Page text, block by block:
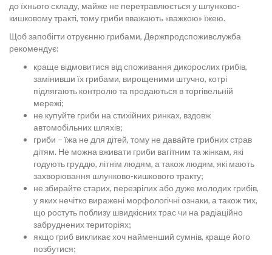
до їхнього складу, майже не перетравлюється у шлунково-
кишковому тракті, тому гриби вважають «важкою» їжею.
Щоб запобігти отруєнню грибами, Держпродспоживслужба
рекомендує:
краще відмовитися від споживання дикорослих грибів,
замінивши їх грибами, вирощеними штучно, котрі
підлягають контролю та продаються в торгівельній
мережі;
не купуйте гриби на стихійних ринках, вздовж
автомобільних шляхів;
гриби – їжа не для дітей, тому не давайте грибних страв
дітям. Не можна вживати гриби вагітним та жінкам, які
годують груддю, літнім людям, а також людям, які мають
захворювання шлунково-кишкового тракту;
не збирайте старих, перезрілих або дуже молодих грибів,
у яких нечітко виражені морфологічні ознаки, а також тих,
що ростуть поблизу швидкісних трас чи на радіаційно
забруднених територіях;
якщо гриб викликає хоч найменший сумнів, краще його
позбутися;